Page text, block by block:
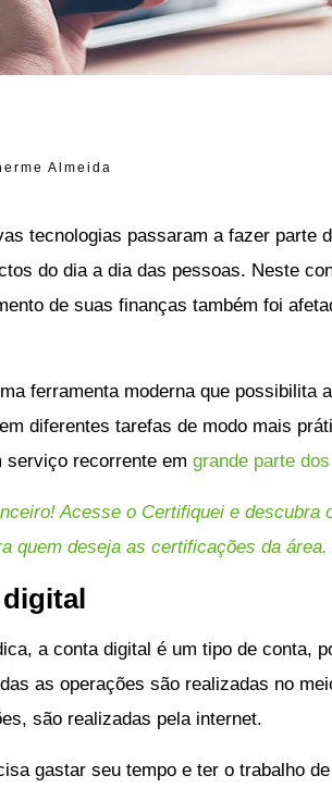
Almeida
tecnologias passaram a fazer parte
do dia a dia das pessoas. Neste
de suas finanças também foi
ferramenta moderna que possibilita
diferentes tarefas de modo mais
serviço recorrente em grande parte
Acesse o Certifiquei e descubra
quem deseja as certificações da
a conta digital é um tipo de conta,
as operações são realizadas no
são realizadas pela internet.
gastar seu tempo e ter o trabalho